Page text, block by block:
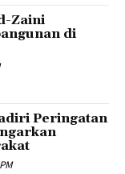
Zaini
di
Peringatan